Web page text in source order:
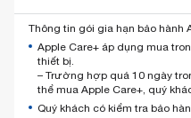
Thông tin gói gia hạn bảo hành
Apple Care+ áp dụng mua
thiết bị.
– Trường hợp quá 10 ngày
thể mua Apple Care+, quý
Quý khách có kiểm tra bảo